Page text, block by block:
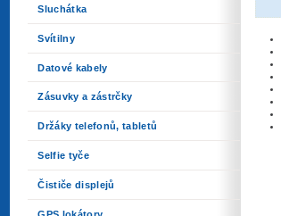
Sluchátka
Svítilny
Datové kabely
Zásuvky a zástrčky
Držáky telefonů, tabletů
Selfie tyče
Čističe displejů